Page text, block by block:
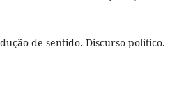
de sentido. Discurso político.